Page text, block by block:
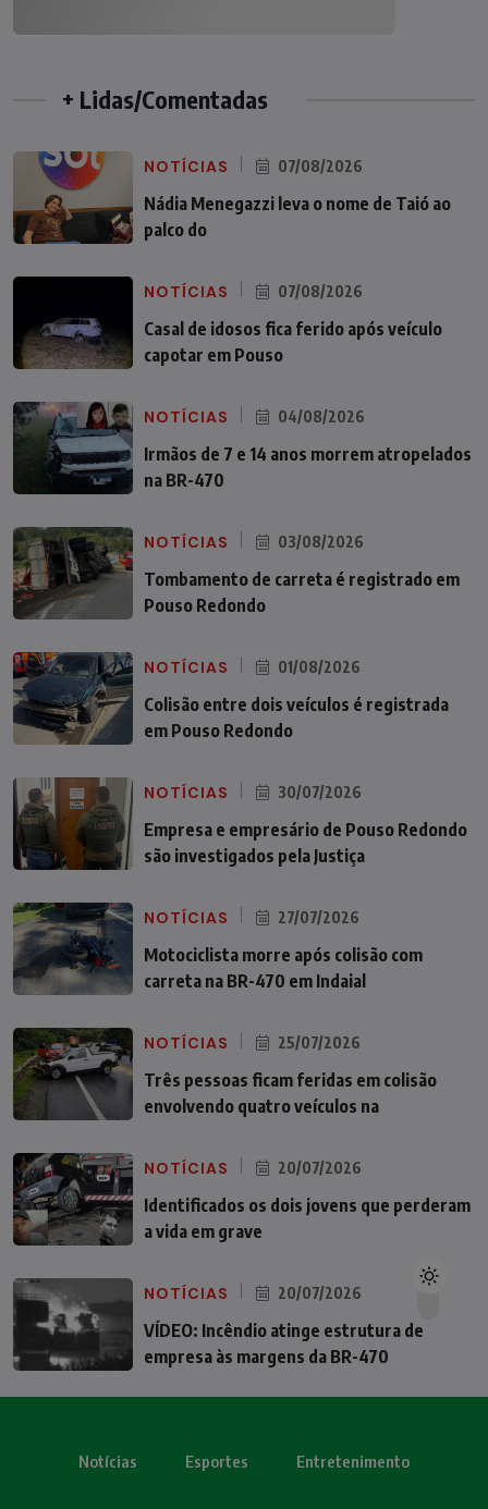
+ Lidas/Comentadas
NOTÍCIAS 07/08/2026
Nádia Menegazzi leva o nome de Taió ao
palco do
NOTÍCIAS 07/08/2026
Casal de idosos fica ferido após veículo
capotar em Pouso
NOTÍCIAS 04/08/2026
Irmãos de 7 e 14 anos morrem atropelados
na BR-470
NOTÍCIAS 03/08/2026
Tombamento de carreta é registrado em
Pouso Redondo
NOTÍCIAS 01/08/2026
Colisão entre dois veículos é registrada
em Pouso Redondo
NOTÍCIAS 30/07/2026
Empresa e empresário de Pouso Redondo
são investigados pela Justiça
NOTÍCIAS 27/07/2026
Motociclista morre após colisão com
carreta na BR-470 em Indaial
NOTÍCIAS 25/07/2026
Três pessoas ficam feridas em colisão
envolvendo quatro veículos na
NOTÍCIAS 20/07/2026
Identificados os dois jovens que perderam
a vida em grave
NOTÍCIAS 20/07/2026
VÍDEO: Incêndio atinge estrutura de
empresa às margens da BR-470
Notícias Esportes Entretenimento